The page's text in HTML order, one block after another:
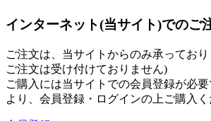
インターネット(当サイト)でのご
ご注文は、当サイトからのみ承ってお
ご注文は受け付けておりません)
ご購入には当サイトでの会員登録が必
より、会員登録・ログインの上ご購入く